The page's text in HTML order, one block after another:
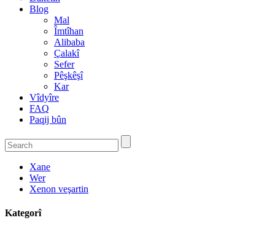
Blog
Mal
Îmtîhan
Alibaba
Çalakî
Sefer
Pêşkêşî
Kar
Vîdyîre
FAQ
Paqij bûn
Xane
Wer
Xenon veşartin
Kategorî